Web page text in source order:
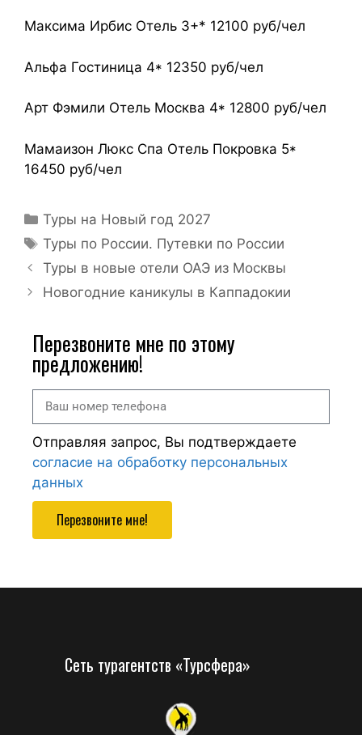
Максима Ирбис Отель 3+* 12100 руб/чел
Альфа Гостиница 4* 12350 руб/чел
Арт Фэмили Отель Москва 4* 12800 руб/чел
Мамаизон Люкс Спа Отель Покровка 5*
16450 руб/чел
Туры на Новый год 2027
Туры по России. Путевки по России
Туры в новые отели ОАЭ из Москвы
Новогодние каникулы в Каппадокии
Перезвоните мне по этому
предложению!
Отправляя запрос, Вы подтверждаете
согласие на обработку персональных
данных
Перезвоните мне!
Сеть турагентств «Турсфера»